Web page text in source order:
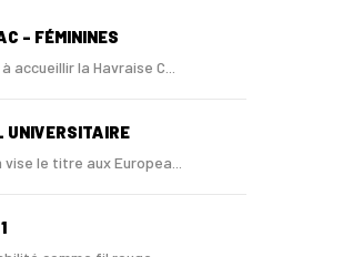
- FÉMININES
accueillir la Havraise C...
UNIVERSITAIRE
le titre aux Europea...